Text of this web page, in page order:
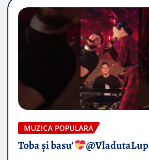
MUZICA POPULARA
Toba și basu’